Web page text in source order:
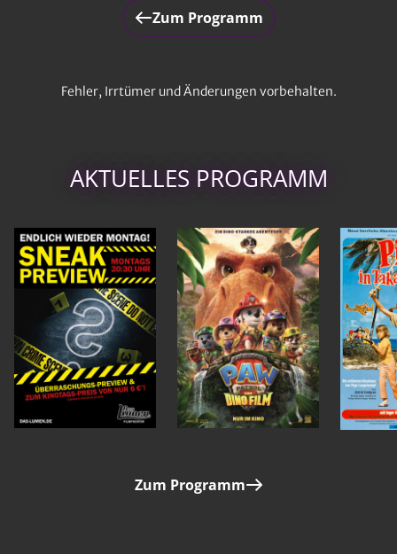
Zum Programm
Fehler, Irrtümer und Änderungen vorbehalten.
AKTUELLES PROGRAMM
Zum Programm